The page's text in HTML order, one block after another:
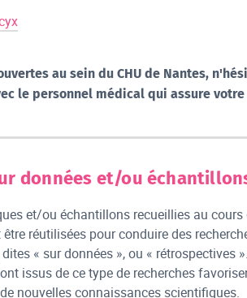
au sein du CHU de Nantes,
le personnel médical qui assure
données et/ou
et/ou échantillons recueillies au cours
réutilisées pour conduire des
« sur données », ou « rétrospectives ».
issus de ce type de recherches
nouvelles connaissances scientifiques.